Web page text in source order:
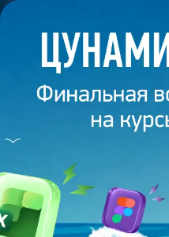
Главная /Банк слайдов /
студией Bonnie&Slide для
ПРЕЗЕНТАЦИЯ
РАЗРАБОТАНА